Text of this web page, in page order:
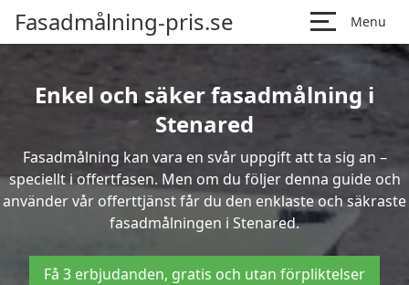
Fasadmålning-pris.se Menu
Enkel och säker fasadmålning i
Stenared
Fasadmålning kan vara en svår uppgift att ta sig an –
speciellt i offertfasen. Men om du följer denna guide och
använder vår offerttjänst får du den enklaste och säkraste
fasadmålningen i Stenared.
Få 3 erbjudanden, gratis och utan förpliktelser